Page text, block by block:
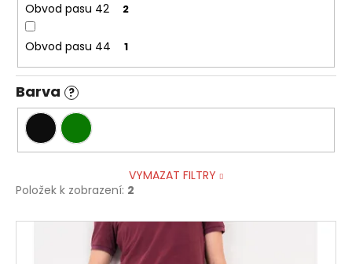
Obvod pasu 42 2
Obvod pasu 44 1
Barva ?
VYMAZAT FILTRY
Položek k zobrazení: 2
V